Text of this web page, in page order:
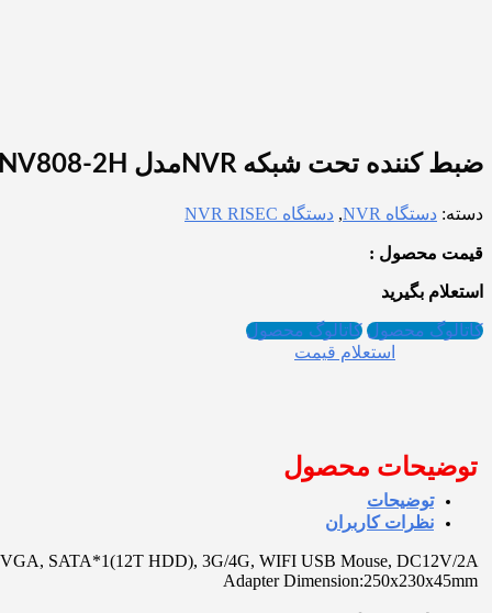
ضبط کننده تحت شبکه NVRمدل RNR-NV808-2H
دسته: دستگاه NVR , دستگاه NVR RISEC
قیمت محصول :
استعلام بگیرید
کاتالوگ محصول کاتالوگ محصول
استعلام قیمت
توضیحات محصول
توضیحات
نظرات کاربران
SATA*1(12T HDD), 3G/4G, WIFI USB Mouse, DC12V/2A
Adapter Dimension:250x230x45mm